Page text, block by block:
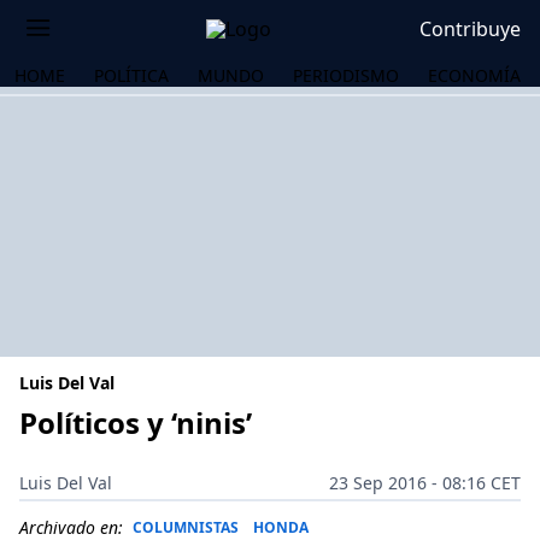
Contribuye
HOME POLÍTICA MUNDO PERIODISMO ECONOMÍA
Luis Del Val
Políticos y ‘ninis’
Luis Del Val
23 Sep 2016 - 08:16 CET
Archivado en: COLUMNISTAS HONDA